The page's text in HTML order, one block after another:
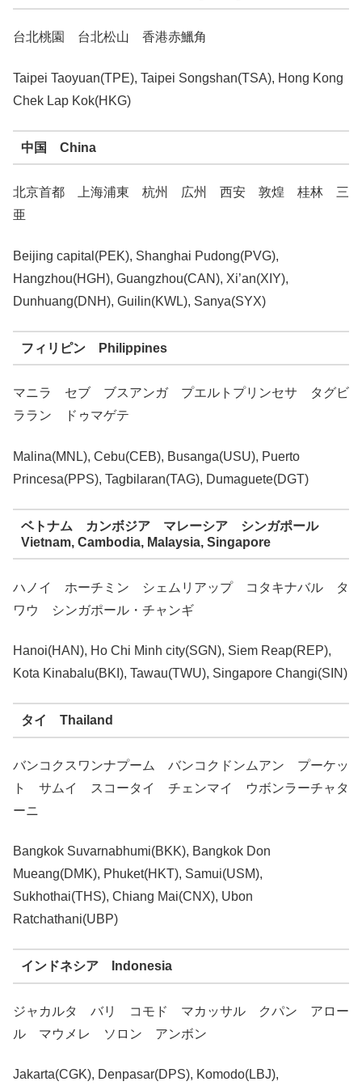
台北桃園 台北松山 香港赤鱲角
Taipei Taoyuan(TPE), Taipei Songshan(TSA), Hong Kong
Chek Lap Kok(HKG)
中国 China
北京首都 上海浦東 杭州 広州 西安 敦煌 桂林 三
亜
Beijing capital(PEK), Shanghai Pudong(PVG),
Hangzhou(HGH), Guangzhou(CAN), Xi’an(XIY),
Dunhuang(DNH), Guilin(KWL), Sanya(SYX)
フィリピン Philippines
マニラ セブ ブスアンガ プエルトプリンセサ タグビ
ララン ドゥマゲテ
Malina(MNL), Cebu(CEB), Busanga(USU), Puerto
Princesa(PPS), Tagbilaran(TAG), Dumaguete(DGT)
ベトナム カンボジア マレーシア シンガポール
Vietnam, Cambodia, Malaysia, Singapore
ハノイ ホーチミン シェムリアップ コタキナバル タ
ワウ シンガポール・チャンギ
Hanoi(HAN), Ho Chi Minh city(SGN), Siem Reap(REP),
Kota Kinabalu(BKI), Tawau(TWU), Singapore Changi(SIN)
タイ Thailand
バンコクスワンナプーム バンコクドンムアン プーケッ
ト サムイ スコータイ チェンマイ ウボンラーチャタ
ーニ
Bangkok Suvarnabhumi(BKK), Bangkok Don
Mueang(DMK), Phuket(HKT), Samui(USM),
Sukhothai(THS), Chiang Mai(CNX), Ubon
Ratchathani(UBP)
インドネシア Indonesia
ジャカルタ バリ コモド マカッサル クパン アロー
ル マウメレ ソロン アンボン
Jakarta(CGK), Denpasar(DPS), Komodo(LBJ),